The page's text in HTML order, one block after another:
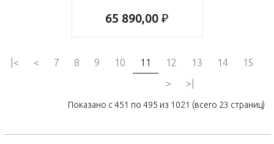
65 890,00 ₽
|< < 7 8 9 10 11 12 13 14
15
>
>|
Показано с 451 по 495 из 1021 (всего 23 страниц)